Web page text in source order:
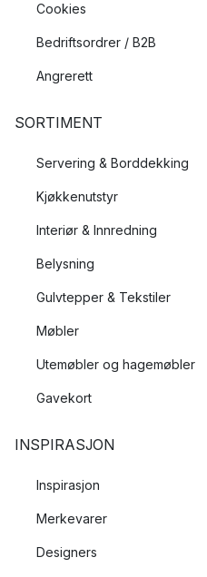
Cookies
Bedriftsordrer / B2B
Angrerett
SORTIMENT
Servering & Borddekking
Kjøkkenutstyr
Interiør & Innredning
Belysning
Gulvtepper & Tekstiler
Møbler
Utemøbler og hagemøbler
Gavekort
INSPIRASJON
Inspirasjon
Merkevarer
Designers